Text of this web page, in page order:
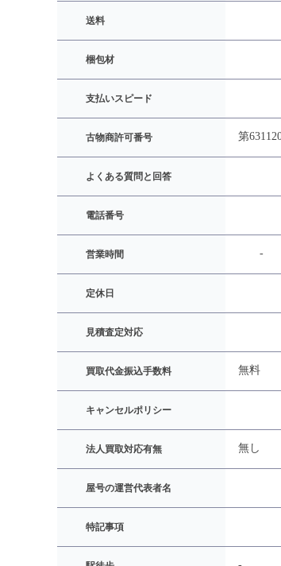
送料
梱包材
支払いスピード
古物商許可番号 第
よくある質問と回答
電話番号
営業時間 -
定休日
見積査定対応
買取代金振込手数料 無料
キャンセルポリシー
法人買取対応有無 無し
屋号の運営代表者名
特記事項